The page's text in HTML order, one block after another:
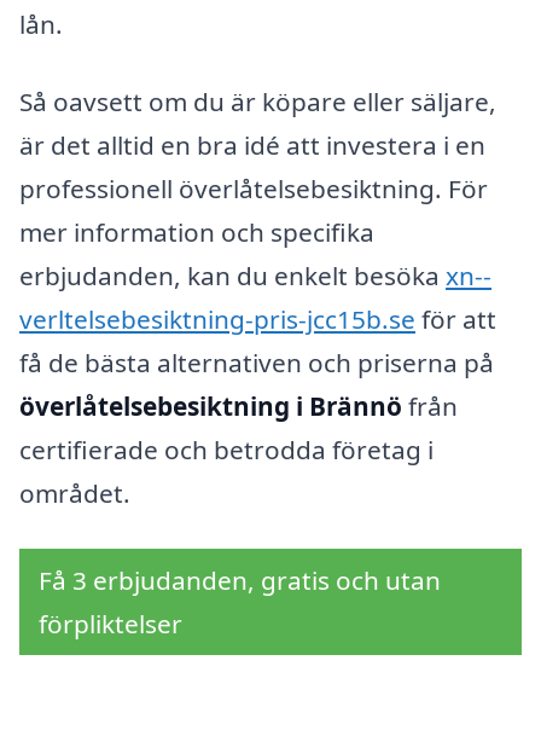
lån.
Så oavsett om du är köpare eller säljare,
är det alltid en bra idé att investera i en
professionell överlåtelsebesiktning. För
mer information och specifika
erbjudanden, kan du enkelt besöka xn--
verltelsebesiktning-pris-jcc15b.se för att
få de bästa alternativen och priserna på
överlåtelsebesiktning i Brännö från
certifierade och betrodda företag i
området.
Få 3 erbjudanden, gratis och utan
förpliktelser